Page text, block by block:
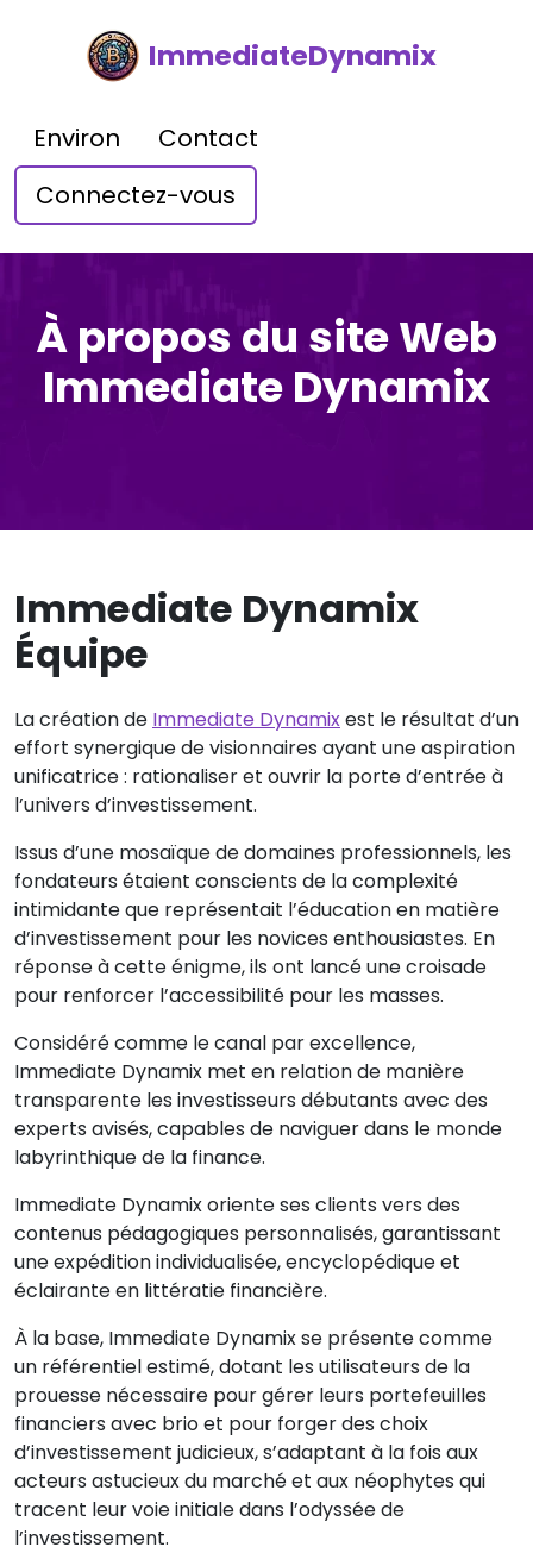
ImmediateDynamix
Environ
Contact
Connectez-vous
À propos du site Web
Immediate Dynamix
Immediate Dynamix
Équipe
La création de Immediate Dynamixest le résultat d’un
effort synergique de visionnaires ayant une aspiration
unificatrice : rationaliser et ouvrir la porte d’entrée à
l’univers d’investissement.
Issus d’une mosaïque de domaines professionnels, les
fondateurs étaient conscients de la complexité
intimidante que représentait l’éducation en matière
d’investissement pour les novices enthousiastes. En
réponse à cette énigme, ils ont lancé une croisade
pour renforcer l’accessibilité pour les masses.
Considéré comme le canal par excellence,
Immediate Dynamix met en relation de manière
transparente les investisseurs débutants avec des
experts avisés, capables de naviguer dans le monde
labyrinthique de la finance.
Immediate Dynamix oriente ses clients vers des
contenus pédagogiques personnalisés, garantissant
une expédition individualisée, encyclopédique et
éclairante en littératie financière.
À la base, Immediate Dynamix se présente comme
un référentiel estimé, dotant les utilisateurs de la
prouesse nécessaire pour gérer leurs portefeuilles
financiers avec brio et pour forger des choix
d’investissement judicieux, s’adaptant à la fois aux
acteurs astucieux du marché et aux néophytes qui
tracent leur voie initiale dans l’odyssée de
l’investissement.